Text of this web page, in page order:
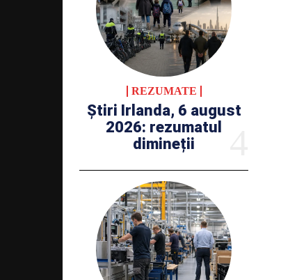
REZUMATE
Știri Irlanda, 6 august
2026: rezumatul
dimineții